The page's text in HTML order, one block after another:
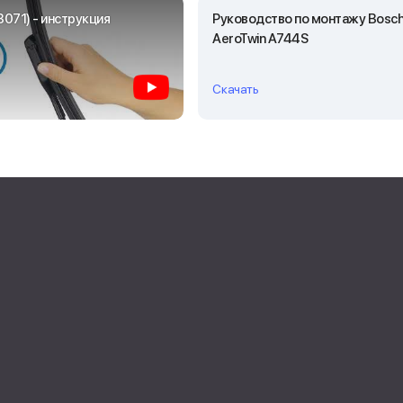
- инструкция
Руководство по монтажу
AeroTwin A744S
Скачать